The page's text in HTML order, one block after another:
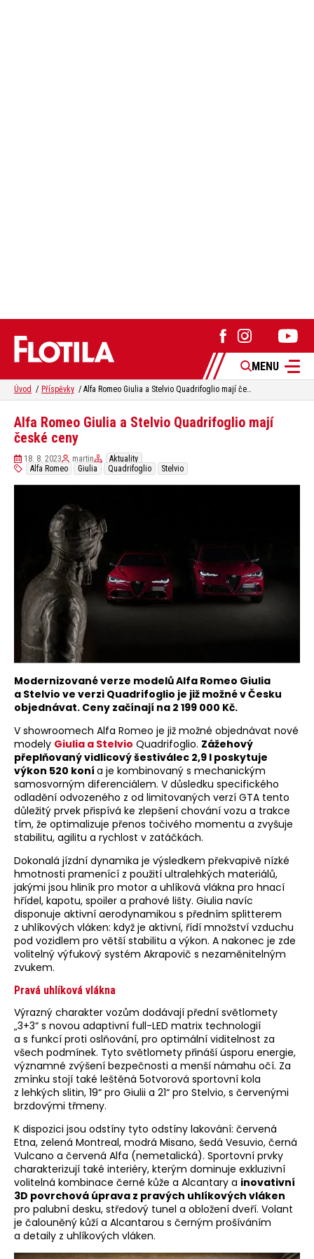
MENU
Úvod Příspěvky Alfa Romeo Giulia a Stelvio Quadrifoglio mají české ceny
Alfa Romeo Giulia a Stelvio Quadrifoglio mají
české ceny
18. 8. 2023 martin
Aktuality
Alfa Romeo
Giulia Quadrifoglio Stelvio
Modernizované verze modelů Alfa Romeo Giulia
a Stelvio ve verzi Quadrifoglio je již možné v Česku
objednávat. Ceny začínají na 2 199 000 Kč.
V showroomech Alfa Romeo je již možné objednávat nové
modely Giulia a Stelvio Quadrifoglio. Zážehový
přeplňovaný vidlicový šestiválec 2,9 l poskytuje
výkon 520 koní a je kombinovaný s mechanickým
samosvorným diferenciálem. V důsledku specifického
odladění odvozeného z od limitovaných verzí GTA tento
důležitý prvek přispívá ke zlepšení chování vozu a trakce
tím, že optimalizuje přenos točivého momentu a zvyšuje
stabilitu, agilitu a rychlost v zatáčkách.
Dokonalá jízdní dynamika je výsledkem překvapivě nízké
hmotnosti pramenící z použití ultralehkých materiálů,
jakými jsou hliník pro motor a uhlíková vlákna pro hnací
hřídel, kapotu, spoiler a prahové lišty. Giulia navíc
disponuje aktivní aerodynamikou s předním splitterem
z uhlíkových vláken: když je aktivní, řídí množství vzduchu
pod vozidlem pro větší stabilitu a výkon. A nakonec je zde
volitelný výfukový systém Akrapovič s nezaměnitelným
zvukem.
Pravá uhlíková vlákna
Výrazný charakter vozům dodávají přední světlomety
„3+3“ s novou adaptivní full-LED matrix technologií
a s funkcí proti oslňování, pro optimální viditelnost za
všech podmínek. Tyto světlomety přináší úsporu energie,
významné zvýšení bezpečnosti a menší námahu očí. Za
zmínku stojí také leštěná 5otvorová sportovní kola
z lehkých slitin, 19“ pro Giulii a 21“ pro Stelvio, s červenými
brzdovými třmeny.
K dispozici jsou odstíny tyto odstíny lakování: červená
Etna, zelená Montreal, modrá Misano, šedá Vesuvio, černá
Vulcano a červená Alfa (nemetalická). Sportovní prvky
charakterizují také interiéry, kterým dominuje exkluzivní
volitelná kombinace černé kůže a Alcantary a inovativní
3D povrchová úprava z pravých uhlíkových vláken
pro palubní desku, středový tunel a obložení dveří. Volant
je čalouněný kůží a Alcantarou s černým prošíváním
a detaily z uhlíkových vláken.